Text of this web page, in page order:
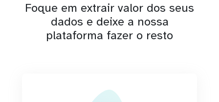
Foque em extrair valor dos seus
dados e deixe a nossa
plataforma fazer o resto